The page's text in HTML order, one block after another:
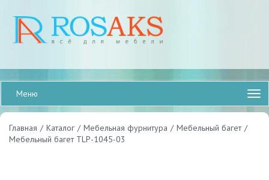
Меню
Главная / Каталог / Мебельная фурнитура / Мебельный багет /
Мебельный багет TLP-1045-03